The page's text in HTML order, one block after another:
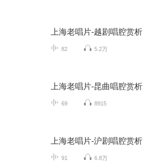
上海老唱片-越剧唱腔赏析
82 5.2万
上海老唱片-昆曲唱腔赏析
69 8915
上海老唱片-沪剧唱腔赏析
91 6.8万